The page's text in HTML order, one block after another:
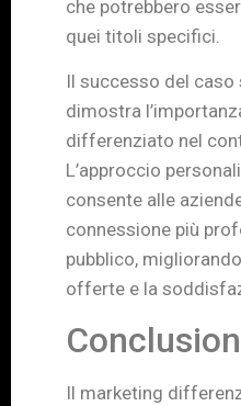
che potrebbero
quei titoli specifici.
Il successo del
dimostra
differenziato nel
L’approccio
consente alle
connessione più
pubblico,
offerte e la
Il marketing